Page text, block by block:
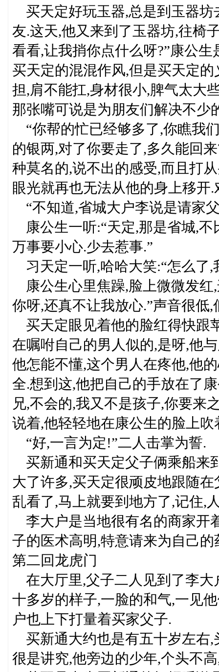
买天定好玩玉器,总是到玉器坊
友.这天,他又来到了玉器坊,往椅
看看,让我捎你点什么呀?”康公
买天定的混混作风,但是买天定
担,肩不能扛,身材很小,脾气太大
那张嘴可说是为朋友们解决不少
“你帮的忙已经够多了,你瞧我
的银两,对了你要走了,多久能回
种莫名的,说不出的感受,而且打
眼光就再也无法从他的身上移开
“不知道,省城大户李说是请家
康公生一听:“天定,那是省城,不
万事要小心.少去惹事.”
习天定一听,哈哈大笑:“怎么了,
康公生心里焦躁,脸上微微发红
你呀,还真不让我放心.”声音很低
买天定眼见着他的脸红得快跟
在嘱咐自己的男人似的,是呀,他
他怎能不懂,这个男人在疼他,他
全.想到这,他把自己的手放在了
兄,不会的,我又不是孩子,你要来
说着,他轻轻地在康公生的脸上
“好,一言为定!”二人击掌为誓.
买新通和买天定父子俩乘船来
大了许多,买天定很顽皮地跟随
乱看了,马上就要到地方了,记住,
李大户是当地很有名的商家开
子的医术高明,特意请来为自己的
第二回龙虎门
在大厅里,父子二人见到了李大
十多岁的样子,一脸的和气,一见
户也上下打量着买家父子.
买新通大约也是有五十岁左右,
很是讲究,他旁边的少年,个头不